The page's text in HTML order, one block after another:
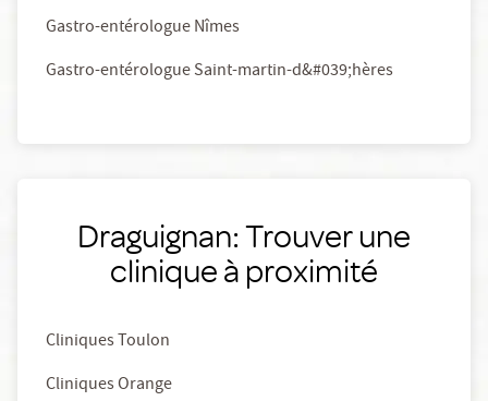
Gastro-entérologue Nîmes
Gastro-entérologue Saint-martin-d&#039;hères
Draguignan: Trouver une
clinique à proximité
Cliniques Toulon
Cliniques Orange